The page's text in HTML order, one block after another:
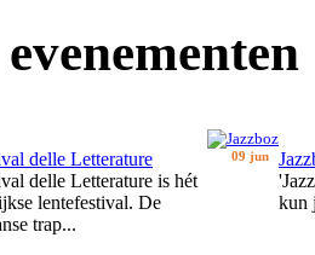
delle Letterature
delle Letterature is hét
lentefestival. De
trap...
09 jun
kun